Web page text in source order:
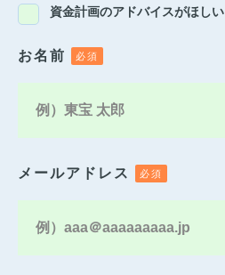
資金計画のアドバイスがほしい
お名前
メールアドレス